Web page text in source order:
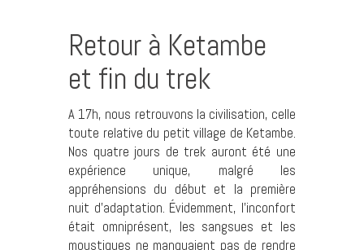
Retour à Ketambe
et fin du trek
A 17h, nous retrouvons la civilisation, celle
toute relative du petit village de Ketambe.
Nos quatre jours de trek auront été une
expérience unique, malgré les
appréhensions du début et la première
nuit d’adaptation. Évidemment, l’inconfort
était omniprésent, les sangsues et les
moustiques ne manquaient pas de rendre